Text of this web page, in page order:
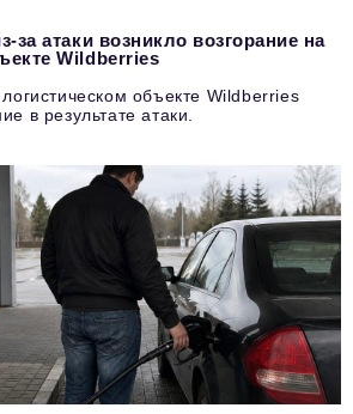
за атаки возникло возгорание на
Wildberries
объекте Wildberries
в результате атаки.